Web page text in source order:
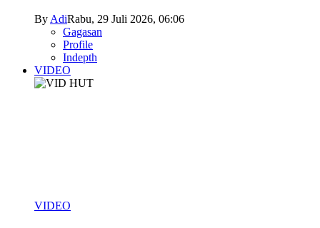
ByAdiRabu, 29 Juli 2026, 06:06
Gagasan
Profile
Indepth
VIDEO
VIDEO